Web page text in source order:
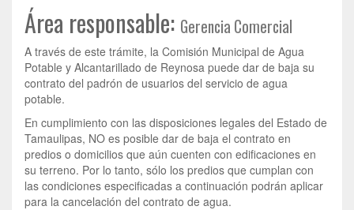
Área responsable: Gerencia Comercial
A través de este trámite, la Comisión Municipal de Agua
Potable y Alcantarillado de Reynosa puede dar de baja su
contrato del padrón de usuarios del servicio de agua
potable.
En cumplimiento con las disposiciones legales del Estado de
Tamaulipas, NO es posible dar de baja el contrato en
predios o domicilios que aún cuenten con edificaciones en
su terreno. Por lo tanto, sólo los predios que cumplan con
las condiciones especificadas a continuación podrán aplicar
para la cancelación del contrato de agua.